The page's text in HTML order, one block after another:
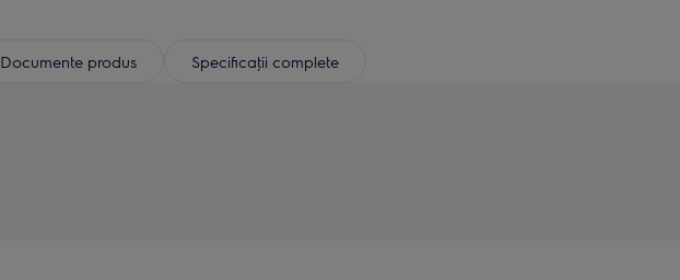
Documente produs Specificaţii complete